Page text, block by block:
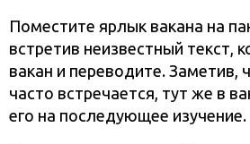
Поместите ярлык вакана на
встретив неизвестный текст,
вакан и переводите. Заметив,
часто встречается, тут же в
его на последующее изучение.